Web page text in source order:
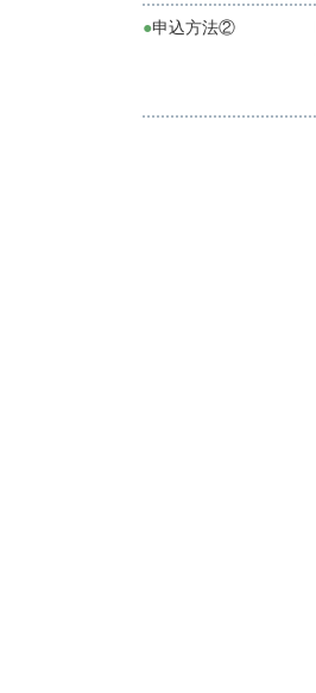
●申込⽅法②